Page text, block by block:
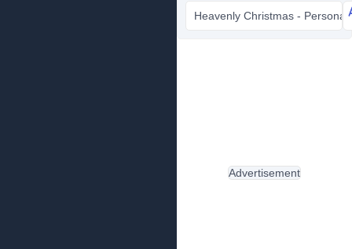
Heavenly Christmas - Personal
Advertisement